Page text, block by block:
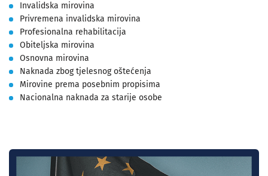
Invalidska mirovina
Privremena invalidska mirovina
Profesionalna rehabilitacija
Obiteljska mirovina
Osnovna mirovina
Naknada zbog tjelesnog oštećenja
Mirovine prema posebnim propisima
Nacionalna naknada za starije osobe